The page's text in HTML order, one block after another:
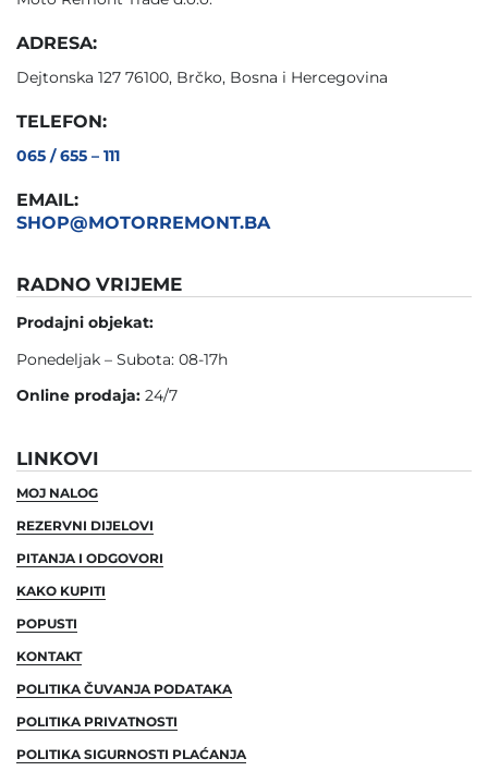
ADRESA:
Dejtonska 127 76100, Brčko, Bosna i Hercegovina
TELEFON:
065 / 655 – 111
EMAIL:
SHOP@MOTORREMONT.BA
RADNO VRIJEME
Prodajni objekat:
Ponedeljak – Subota: 08-17h
Online prodaja: 24/7
LINKOVI
MOJ NALOG
REZERVNI DIJELOVI
PITANJA I ODGOVORI
KAKO KUPITI
POPUSTI
KONTAKT
POLITIKA ČUVANJA PODATAKA
POLITIKA PRIVATNOSTI
POLITIKA SIGURNOSTI PLAĆANJA